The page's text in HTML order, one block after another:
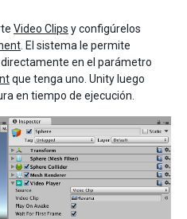
Video Clips y configúrelos
. El sistema le permite
en el parámetro
que tenga uno. Unity luego
en tiempo de ejecución.